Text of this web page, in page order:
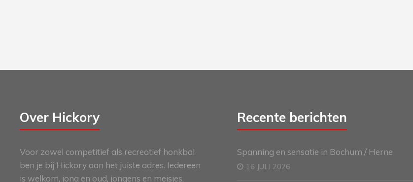
Over Hickory
Voor zowel competitief als recreatief honkbal
ben je bij Hickory aan het juiste adres. Iedereen
is welkom, jong en oud, jongens en meisjes,
Recente berichten
Spanning en sensatie in Bochum / Herne
16 JULI 2026